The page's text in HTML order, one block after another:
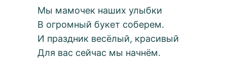
Мы мамочек наших улыбки
В огромный букет соберем.
И праздник весёлый, красивый
Для вас сейчас мы начнём.